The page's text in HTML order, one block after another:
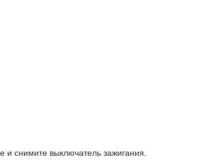
и снимите выключатель зажигания.